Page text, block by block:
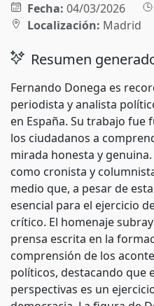
Fecha: 04/03/2026
Localización: Madrid
Resumen
Fernando Donega es
periodista y analista
en España. Su trabajo fue
los ciudadanos a
mirada honesta y
como cronista y
medio que, a pesar de
esencial para el ejercicio
crítico. El homenaje
prensa escrita en la
comprensión de los
políticos, destacando que
perspectivas es un